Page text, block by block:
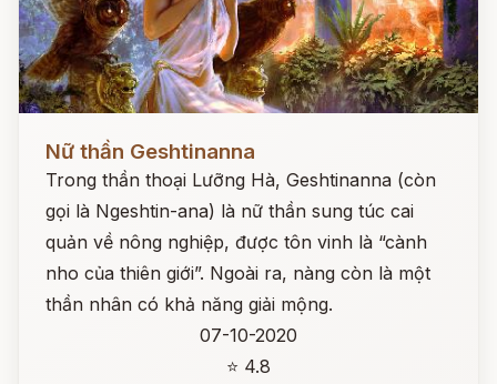
Nữ thần Geshtinanna
Trong thần thoại Lưỡng Hà, Geshtinanna (còn
gọi là Ngeshtin-ana) là nữ thần sung túc cai
quản về nông nghiệp, được tôn vinh là “cành
nho của thiên giới”. Ngoài ra, nàng còn là một
thần nhân có khả năng giải mộng.
07-10-2020
⭐ 4.8